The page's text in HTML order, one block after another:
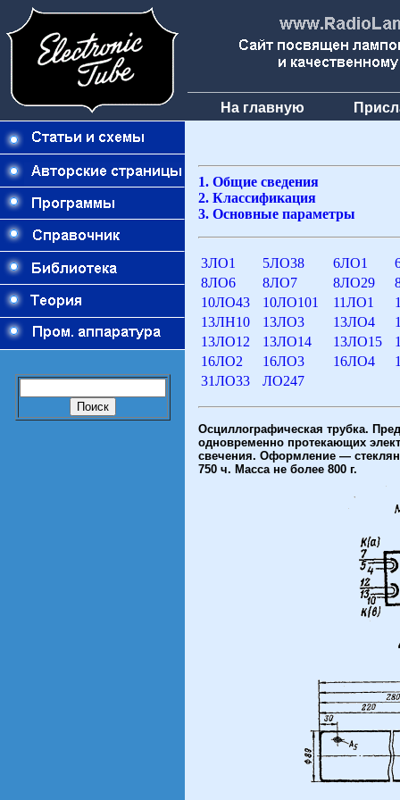
На главную
1. Общие сведения
2. Классификация
3. Основные параметры
3ЛО1 5ЛО38 6ЛО1
8ЛО6
8ЛО7 8ЛО29
10ЛО43
10ЛО101 11ЛО1
13ЛН10
13ЛО3 13ЛО4
13ЛО12
13ЛО14 13ЛО15
16ЛО2
16ЛО3 16ЛО4
31ЛО33
ЛО247
Осциллографическая трубка.
одновременно протекающих
свечения. Оформление —
750 ч. Масса не более 800 г.